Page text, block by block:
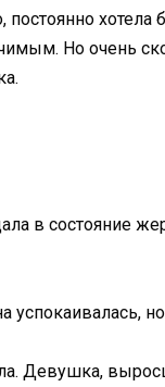
хотела
Но очень
в состояние
успокаивалась,
Девушка,